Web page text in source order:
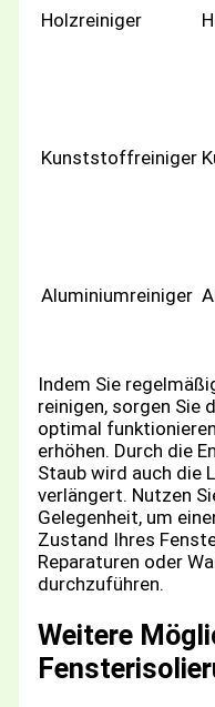
Holzreiniger
Kunststoffreiniger
Aluminiumreiniger
Indem Sie
reinigen, sorgen Sie
optimal
erhöhen. Durch die
Staub wird auch die
verlängert. Nutzen
Gelegenheit, um
Zustand Ihres
Reparaturen oder
durchzuführen.
Weitere